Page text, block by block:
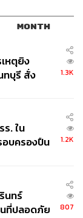
MONTH
หตุยิง
ทบุรี สั่ง
1.3K
. ใน
บครองปืน
1.2K
นทร์
ที่ปลอดภัย
807